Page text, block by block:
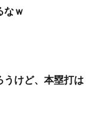
なｗ
けど、本塁打は